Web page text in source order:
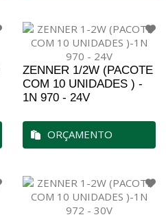
ZENNER 1/2W (PACOTE
COM 10 UNIDADES ) -
1N 970 - 24V
ORÇAMENTO